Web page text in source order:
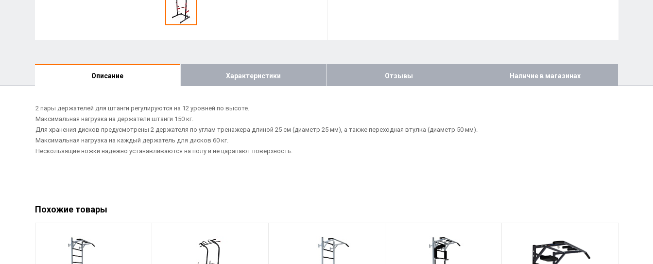
Описание Характеристики Отзывы Наличие в магазинах
2 пары держателей для штанги регулируются на 12 уровней по высоте.
Максимальная нагрузка на держатели штанги 150 кг.
Для хранения дисков предусмотрены 2 держателя по углам тренажера длиной 25 см (диаметр 25 мм), а также переходная втулка (диаметр 50 мм).
Максимальная нагрузка на каждый держатель для дисков 60 кг.
Нескользящие ножки надежно устанавливаются на полу и не царапают поверхность.
Похожие товары